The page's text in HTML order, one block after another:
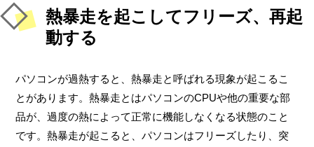
熱暴走を起こしてフリーズ、再起
動する
パソコンが過熱すると、熱暴走と呼ばれる現象が起こるこ
とがあります。熱暴走とはパソコンのCPUや他の重要な部
品が、過度の熱によって正常に機能しなくなる状態のこと
です。熱暴走が起こると、パソコンはフリーズしたり、突